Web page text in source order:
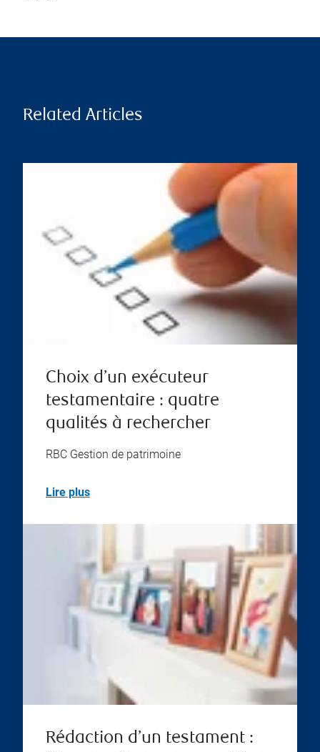
Related Articles
Choix d’un exécuteur
testamentaire : quatre
qualités à rechercher
RBC Gestion de patrimoine
Lire plus
Rédaction d’un testament :